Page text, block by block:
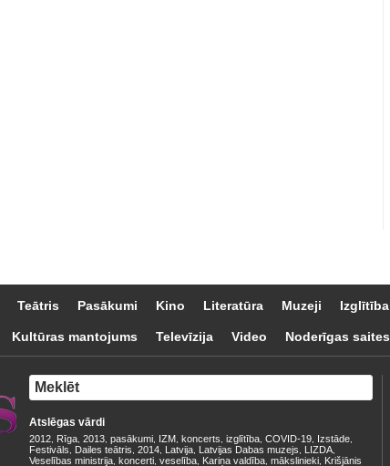
Teātris Pasākumi Kino Literatūra Muzeji Izglītība
Kultūras mantojums Televīzija Video Noderīgas saites
Atslēgas vārdi
2012 Rīga 2013 pasākumi IZM koncerts izglītība COVID-19 Izstāde
Festivāls Dailes teātris 2014 Latvija Latvijas Dabas muzejs LIZDA
Veselības ministrija koncerti veselība Kariņa valdība mākslinieki Krišjānis